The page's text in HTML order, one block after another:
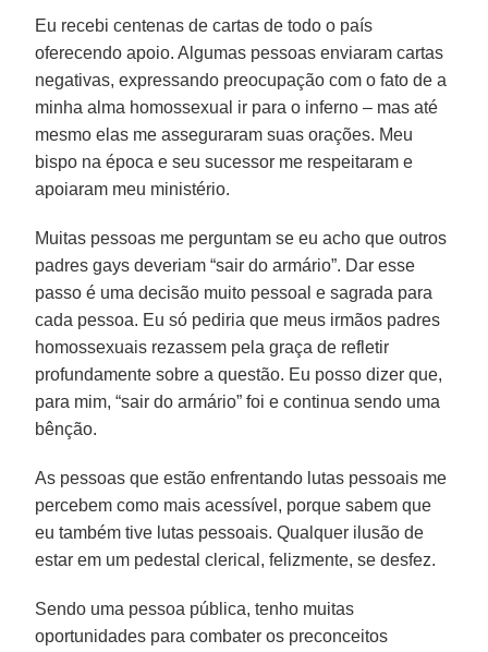
Eu recebi centenas de cartas de todo o país
oferecendo apoio. Algumas pessoas enviaram cartas
negativas, expressando preocupação com o fato de a
minha alma homossexual ir para o inferno – mas até
mesmo elas me asseguraram suas orações. Meu
bispo na época e seu sucessor me respeitaram e
apoiaram meu ministério.
Muitas pessoas me perguntam se eu acho que outros
padres gays deveriam “sair do armário”. Dar esse
passo é uma decisão muito pessoal e sagrada para
cada pessoa. Eu só pediria que meus irmãos padres
homossexuais rezassem pela graça de refletir
profundamente sobre a questão. Eu posso dizer que,
para mim, “sair do armário” foi e continua sendo uma
bênção.
As pessoas que estão enfrentando lutas pessoais me
percebem como mais acessível, porque sabem que
eu também tive lutas pessoais. Qualquer ilusão de
estar em um pedestal clerical, felizmente, se desfez.
Sendo uma pessoa pública, tenho muitas
oportunidades para combater os preconceitos